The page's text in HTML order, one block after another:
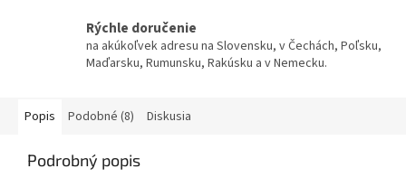
Rýchle doručenie
na akúkoľvek adresu na Slovensku, v Čechách, Poľsku,
Maďarsku, Rumunsku, Rakúsku a v Nemecku.
Popis Podobné (8) Diskusia
Podrobný popis